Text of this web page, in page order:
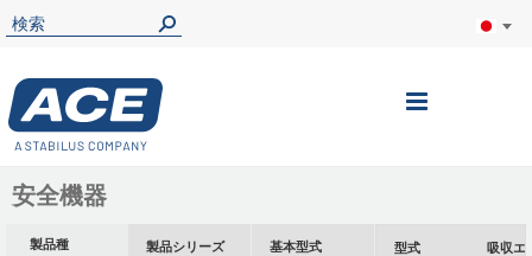
ナ
安全機器
製品種 製品シリーズ 基本型式 型式
吸収エ